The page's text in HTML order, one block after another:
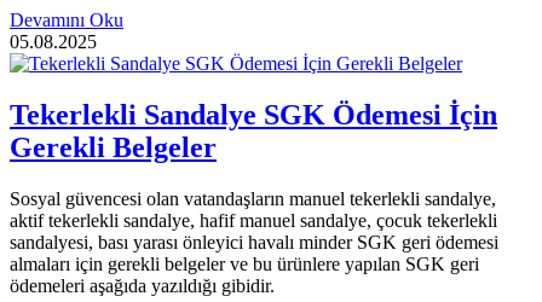
Devamını Oku
05.08.2025
Tekerlekli Sandalye SGK Ödemesi İçin
Gerekli Belgeler
Sosyal güvencesi olan vatandaşların manuel tekerlekli sandalye,
aktif tekerlekli sandalye, hafif manuel sandalye, çocuk tekerlekli
sandalyesi, bası yarası önleyici havalı minder SGK geri ödemesi
almaları için gerekli belgeler ve bu ürünlere yapılan SGK geri
ödemeleri aşağıda yazıldığı gibidir.